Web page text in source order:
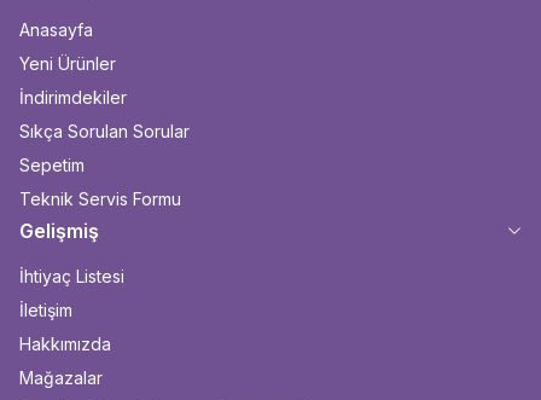
Anasayfa
Yeni Ürünler
İndirimdekiler
Sıkça Sorulan Sorular
Sepetim
Teknik Servis Formu
Gelişmiş
İhtiyaç Listesi
İletişim
Hakkımızda
Mağazalar